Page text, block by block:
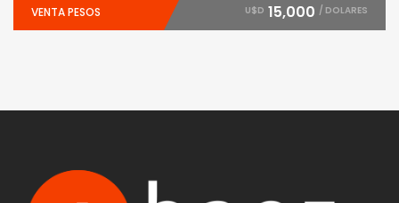
VENTA PESOS U$D 15,000 / DOLARES